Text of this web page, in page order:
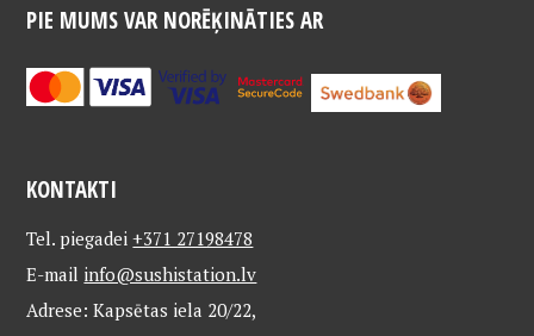
PIE MUMS VAR NORĒĶINĀTIES AR
KONTAKTI
Tel. piegadei+371 27198478
E-mail info@sushistation.lv
Adrese: Kapsētas iela 20/22,